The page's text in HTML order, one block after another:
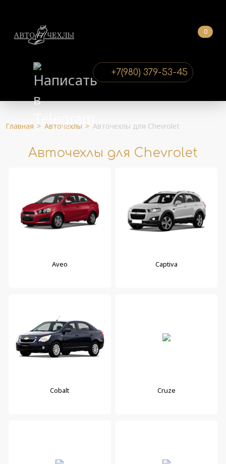
0
+7(980) 379-53-45
Главная > Авточехлы > Авточехлы для Chevrolet
Авточехлы для Chevrolet
Aveo Captiva
Cobalt Cruze